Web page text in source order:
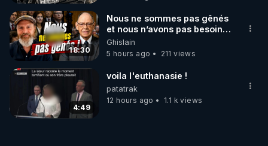
18:30
Nous ne sommes pas gênés
et nous n’avons pas besoin
de nous excuser ! #jw
#jehovah #collegecentral
Ghislain
5 hours ago
211 views
4:49
voila l'euthanasie !
patatrak
12 hours ago
1.1 k views